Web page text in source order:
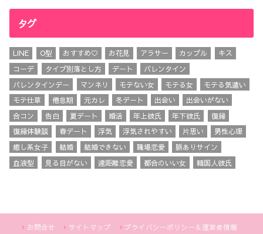
タグ
LINE O型 おすすめ♡ お花見 アラサー カップル
キス
コーデ
タイプ別落とし方 デート
バレンタイン
バレンタインデー
マンネリ モテない女 モテる女
モテる気遣い
モテ仕草
倦怠期 元カレ 冬デート 出会い
出会いがない
合コン
告白 夏デート 婚活 年上彼氏 年下彼氏
復縁
復縁体験談
春デート 浮気 浮気されやすい 片思い
男性心理
癒し系女子
結婚 結婚できない 職場恋愛
脈ありサイン
血液型
見る目がない 遠距離恋愛 都合のいい女 韓国人彼氏
お問合せ サイトマップ プライバシーポリシー＆運営者情報